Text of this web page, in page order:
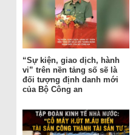
“Sự kiện, giao dịch, hành
vi” trên nền tảng số sẽ là
đối tượng định danh mới
của Bộ Công an